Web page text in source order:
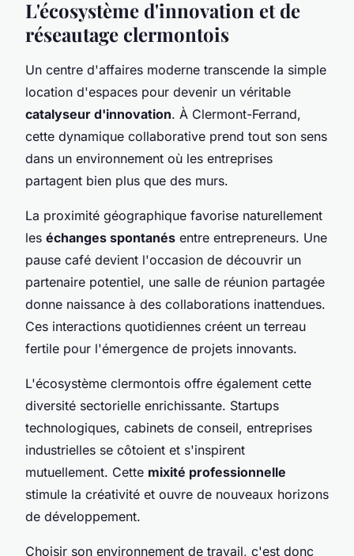
L'écosystème d'innovation et de
réseautage clermontois
Un centre d'affaires moderne transcende la simple
location d'espaces pour devenir un véritable
catalyseur d'innovation. À Clermont-Ferrand,
cette dynamique collaborative prend tout son sens
dans un environnement où les entreprises
partagent bien plus que des murs.
La proximité géographique favorise naturellement
les échanges spontanés entre entrepreneurs. Une
pause café devient l'occasion de découvrir un
partenaire potentiel, une salle de réunion partagée
donne naissance à des collaborations inattendues.
Ces interactions quotidiennes créent un terreau
fertile pour l'émergence de projets innovants.
L'écosystème clermontois offre également cette
diversité sectorielle enrichissante. Startups
technologiques, cabinets de conseil, entreprises
industrielles se côtoient et s'inspirent
mutuellement. Cette mixité professionnelle
stimule la créativité et ouvre de nouveaux horizons
de développement.
Choisir son environnement de travail, c'est donc